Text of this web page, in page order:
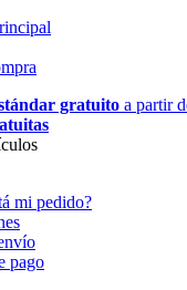
gratuito a partir
mi pedido?
pago